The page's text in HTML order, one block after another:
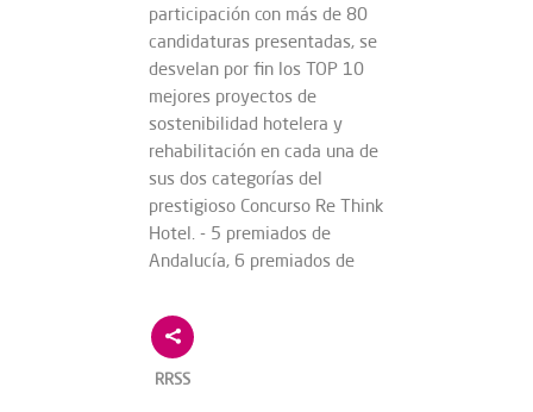
participación con más de 80
candidaturas presentadas, se
desvelan por fin los TOP 10
mejores proyectos de
sostenibilidad hotelera y
rehabilitación en cada una de
sus dos categorías del
prestigioso Concurso Re Think
Hotel. - 5 premiados de
Andalucía, 6 premiados de
RRSS